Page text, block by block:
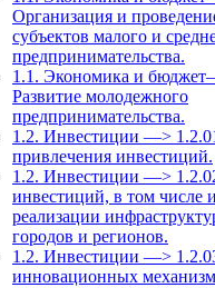
Организация и
субъектов малого и
предпринимательства.
1.1. Экономика и
Развитие молодежного
предпринимательства.
1.2. Инвестиции —>
привлечения инвестиций.
1.2. Инвестиции —>
инвестиций, в том числе
реализации
городов и регионов.
1.2. Инвестиции —>
инновационных